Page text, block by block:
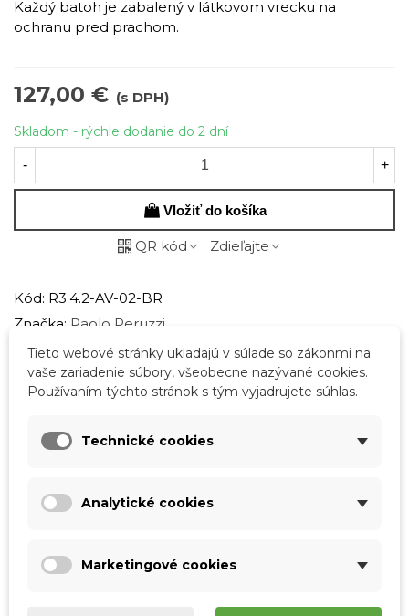
Každý batoh je zabalený v látkovom vrecku na
ochranu pred prachom.
127,00 € (s DPH)
Skladom - rýchle dodanie do 2 dní
- +
Vložiť do košíka
QR kód Zdieľajte
Kód: R3.4.2-AV-02-BR
Značka: Paolo Peruzzi
Obľúbené 0 Porovnať 0 Zoznam želaní
- Dĺžka 35 cm
- Hĺbka 10 cm
Tieto webové stránky ukladajú v súlade so zákonmi na
vaše zariadenie súbory, všeobecne nazývané cookies.
Používaním týchto stránok s tým vyjadrujete súhlas.
Technické cookies
Analytické cookies
Marketingové cookies